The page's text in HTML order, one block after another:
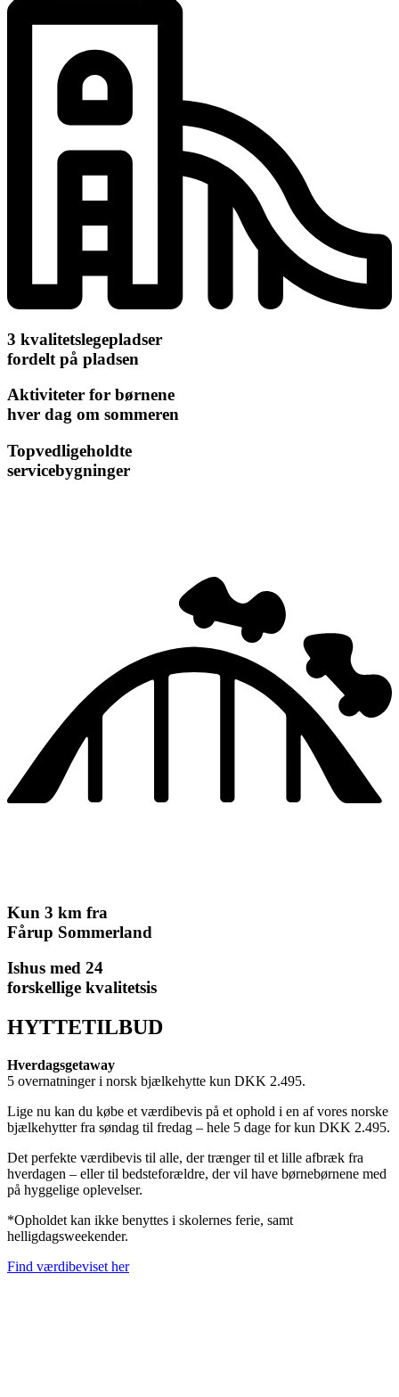
3 kvalitetslegepladser
fordelt på pladsen
Aktiviteter for børnene
hver dag om sommeren
Topvedligeholdte
servicebygninger
Kun 3 km fra
Fårup Sommerland
Ishus med 24
forskellige kvalitetsis
HYTTETILBUD
Hverdagsgetaway
5 overnatninger i norsk bjælkehytte kun DKK 2.495.
Lige nu kan du købe et værdibevis på et ophold i en af vores norske
bjælkehytter fra søndag til fredag – hele 5 dage for kun DKK 2.495.
Det perfekte værdibevis til alle, der trænger til et lille afbræk fra
hverdagen – eller til bedsteforældre, der vil have børnebørnene med
på hyggelige oplevelser.
*Opholdet kan ikke benyttes i skolernes ferie, samt
helligdagsweekender.
Find værdibeviset her